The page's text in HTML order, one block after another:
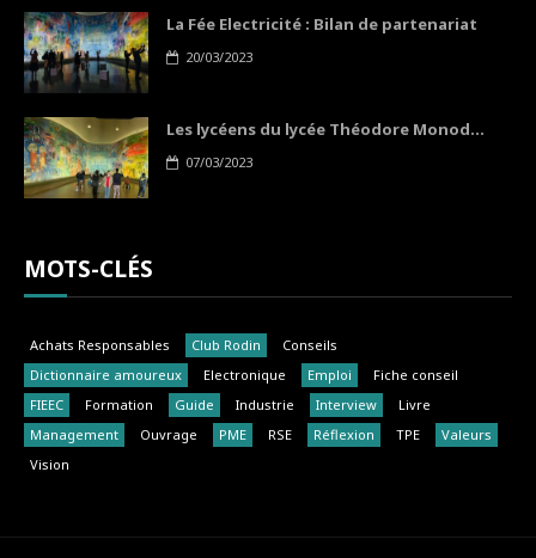
La Fée Electricité : Bilan de partenariat
20/03/2023
Les lycéens du lycée Théodore Monod...
07/03/2023
MOTS-CLÉS
Achats Responsables Club Rodin
Conseils
Dictionnaire amoureux
Electronique Emploi
Fiche conseil
FIEEC
Formation Guide Industrie Interview
Livre
Management
Ouvrage PME RSE Réflexion TPE
Valeurs
Vision